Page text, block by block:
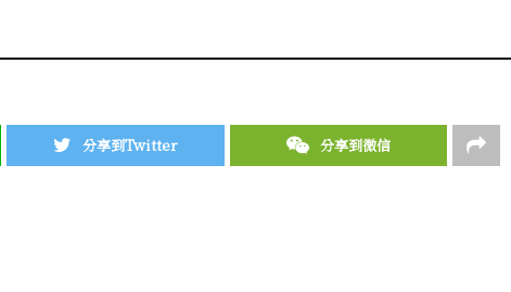
分享到Twitter 分享到微信